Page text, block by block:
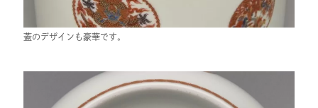
蓋のデザインも豪華です。